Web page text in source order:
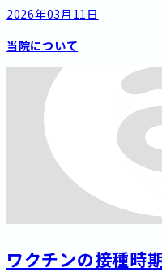
2026年03月11日
当院について
ワクチンの接種時